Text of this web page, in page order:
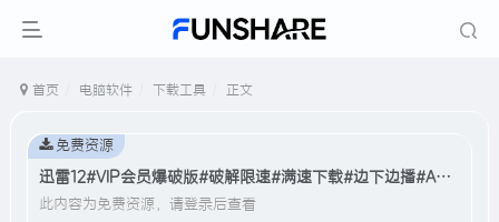
首页 电脑软件 下载工具 正文
迅雷12#VIP会员爆破版#破解限速#满速下载#边下边播#A924
此内容为免费资源，请登录后查看
免费资源